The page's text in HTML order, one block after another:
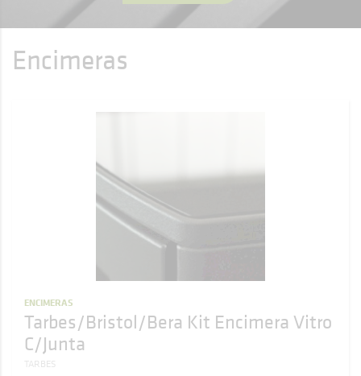
Encimeras
ENCIMERAS
Tarbes/Bristol/Bera Kit Encimera Vitro
C/Junta
TARBES